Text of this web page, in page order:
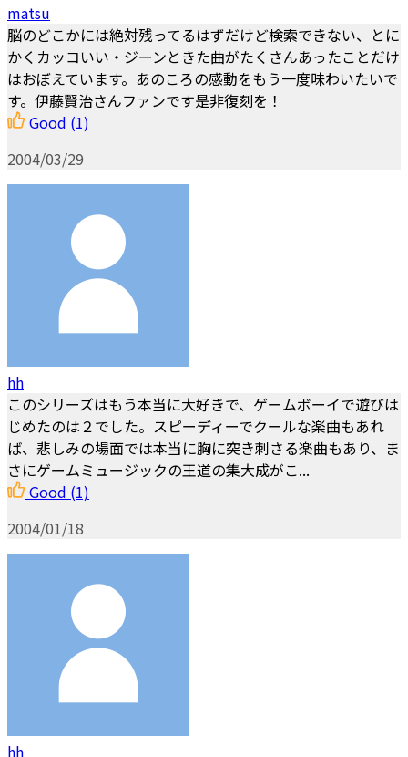
matsu
脳のどこかには絶対残ってるはずだけど検索できない、とに
かくカッコいい・ジーンときた曲がたくさんあったことだけ
はおぼえています。あのころの感動をもう一度味わいたいで
す。伊藤賢治さんファンです是非復刻を！
Good (1)
2004/03/29
hh
このシリーズはもう本当に大好きで、ゲームボーイで遊びは
じめたのは２でした。スピーディーでクールな楽曲もあれ
ば、悲しみの場面では本当に胸に突き刺さる楽曲もあり、ま
さにゲームミュージックの王道の集大成がこ...
Good (1)
2004/01/18
hh